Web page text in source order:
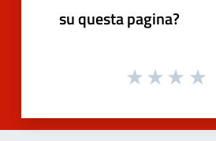
su questa pagina?